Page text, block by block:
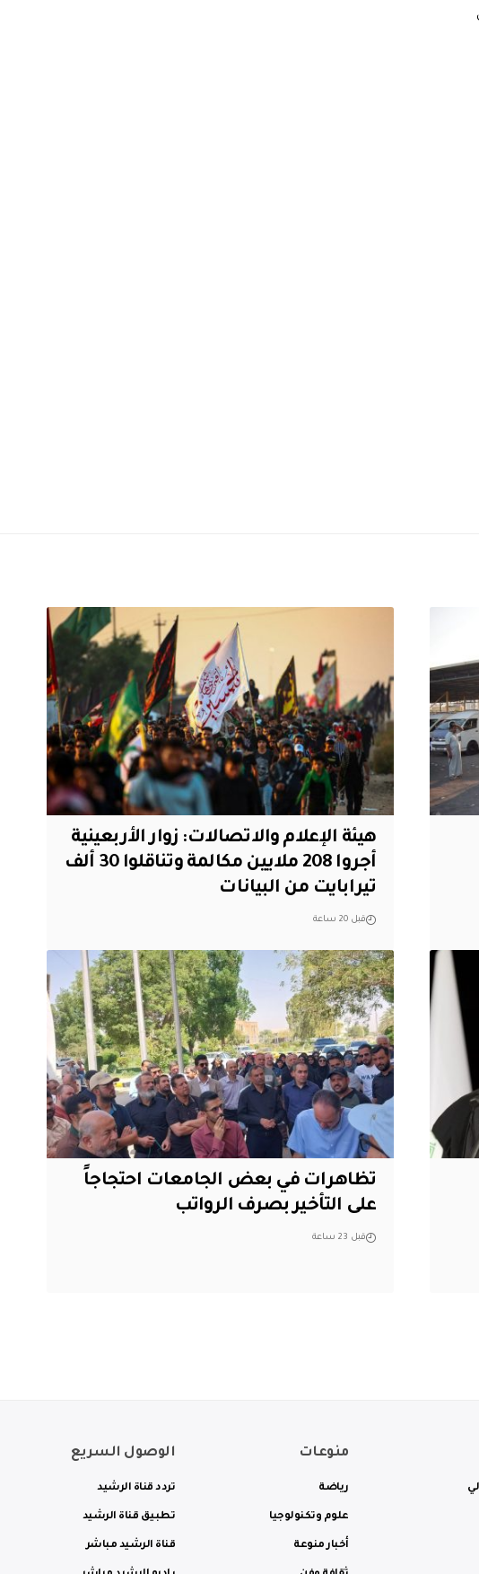
هيئة الإعلام والاتصالات: زوار الأربعينية
أجروا 208 ملايين مكالمة وتناقلوا 30 ألف
تيرابايت من البيانات
قبل 20 ساعة
تظاهرات في بعض الجامعات احتجاجاً
على التأخير بصرف الرواتب
قبل 23 ساعة
منوعات
رياضة
علوم وتكنولوجيا
أخبار منوعة
الوصول السريع
تردد قناة الرشيد
تطبيق قناة الرشيد
قناة الرشيد مباشر